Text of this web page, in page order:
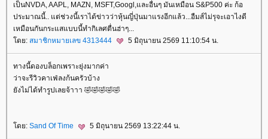
เป็นNVDA, AAPL, MAZN, MSFT,Googl,และอื่นๆ มันเหมือน S&P500 ค่ะ ก้อ
ประมาณนี้.. แต่ช่วงนี้เราได้ข่าวว่าหุ้นญี่ปุ่นมาแรงอีกแล้ว...อืมส์ไม่รุจะเอาไงดี
เหมือนกันกระแสแบบนี้ทำกิเลศตื่นฮ่าๆ...
ดย: สมาชิกหมายเลข 4313444 5 มิถุนายน 2569 11:10:54 น.
ทางนี้ดองบล็อกเพราะยุ่งมากค่า
ว่าจะรีวิวคาเฟ่ลงก้นครัวบ้าง
ังไม่ได้ทำรูปเลยจ้าาา 🤣🤣🤣🤣🤣
ดย: Sand Of Time 5 มิถุนายน 2569 13:22:44 น.